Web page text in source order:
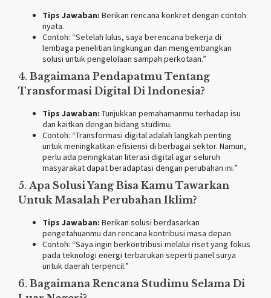
Tips Jawaban: Berikan rencana konkret dengan contoh
nyata.
Contoh: “Setelah lulus, saya berencana bekerja di
lembaga penelitian lingkungan dan mengembangkan
solusi untuk pengelolaan sampah perkotaan.”
4. Bagaimana Pendapatmu Tentang
Transformasi Digital Di Indonesia?
Tips Jawaban: Tunjukkan pemahamanmu terhadap isu
dan kaitkan dengan bidang studimu.
Contoh: “Transformasi digital adalah langkah penting
untuk meningkatkan efisiensi di berbagai sektor. Namun,
perlu ada peningkatan literasi digital agar seluruh
masyarakat dapat beradaptasi dengan perubahan ini.”
5. Apa Solusi Yang Bisa Kamu Tawarkan
Untuk Masalah Perubahan Iklim?
Tips Jawaban: Berikan solusi berdasarkan
pengetahuanmu dan rencana kontribusi masa depan.
Contoh: “Saya ingin berkontribusi melalui riset yang fokus
pada teknologi energi terbarukan seperti panel surya
untuk daerah terpencil.”
6. Bagaimana Rencana Studimu Selama Di